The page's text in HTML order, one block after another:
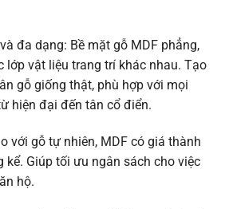
đa dạng: Bề mặt gỗ MDF phẳng,
lớp vật liệu trang trí khác nhau. Tạo
gỗ giống thật, phù hợp với mọi
hiện đại đến tân cổ điển.
với gỗ tự nhiên, MDF có giá thành
kể. Giúp tối ưu ngân sách cho việc
hộ.